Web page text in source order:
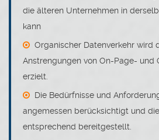
die älteren Unternehmen in
kann
Organischer Datenverkehr wird
Anstrengungen von On-Page- und
erzielt.
Die Bedürfnisse und
angemessen berücksichtigt und
entsprechend bereitgestellt.